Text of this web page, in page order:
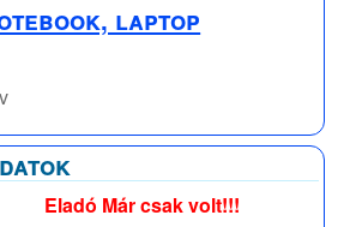
laptop
Eladó Már csak volt!!!